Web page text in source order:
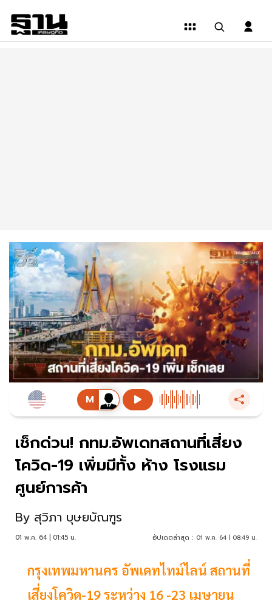
เช็กด่วน! กทม.อัพเดทสถานที่เสี่ยง
โควิด-19 เพิ่มมีทั้ง ห้าง โรงแรม
ศูนย์การค้า
By สุวิภา บุษยบัณฑูร
01 พ.ค. 64 | 01:45 น. อัปเดตล่าสุด : 01 พ.ค. 64 | 08:49 น.
กรุงเทพมหานคร อัพเดทไทม์ไลน์ สถานที่
เสี่ยงโควิด-19 ระหว่าง 16 -23 เมษายน